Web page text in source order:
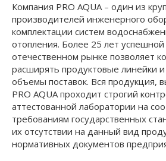
Компания PRO AQUA – один из
производителей инженерного
комплектации систем
отопления. Более 25 лет
отечественном рынке позволяет
расширять продуктовые линейки и
объемы поставок. Вся продукция,
PRO AQUA проходит строгий
аттестованной лаборатории на
требованиям государственных
их отсутствии на данный вид
нормативных документов